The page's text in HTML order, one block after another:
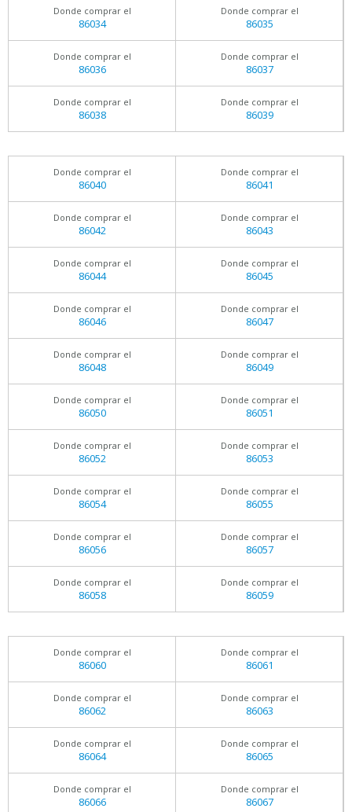
Donde comprar el
86034
Donde comprar el
86035
Donde comprar el
86036
Donde comprar el
86037
Donde comprar el
86038
Donde comprar el
86039
Donde comprar el
86040
Donde comprar el
86041
Donde comprar el
86042
Donde comprar el
86043
Donde comprar el
86044
Donde comprar el
86045
Donde comprar el
86046
Donde comprar el
86047
Donde comprar el
86048
Donde comprar el
86049
Donde comprar el
86050
Donde comprar el
86051
Donde comprar el
86052
Donde comprar el
86053
Donde comprar el
86054
Donde comprar el
86055
Donde comprar el
86056
Donde comprar el
86057
Donde comprar el
86058
Donde comprar el
86059
Donde comprar el
86060
Donde comprar el
86061
Donde comprar el
86062
Donde comprar el
86063
Donde comprar el
86064
Donde comprar el
86065
Donde comprar el
86066
Donde comprar el
86067